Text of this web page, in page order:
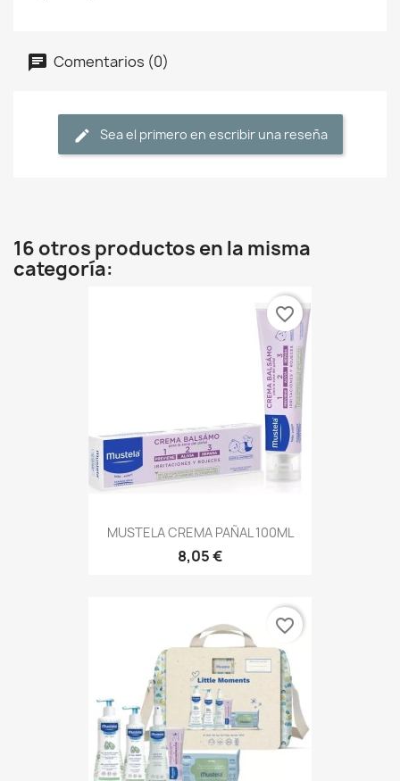
Comentarios (0)
Sea el primero en escribir una reseña
16 otros productos en la misma
categoría:
MUSTELA CREMA PAÑAL 100ML
8,05 €
favorite_border
favorite_border